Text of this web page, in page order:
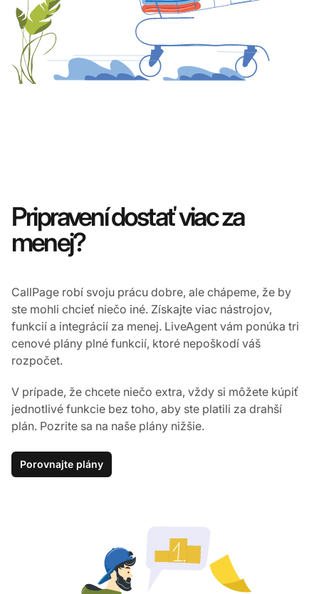
Pripravení dostať viac za
menej?
CallPage robí svoju prácu dobre, ale chápeme, že by
ste mohli chcieť niečo iné. Získajte viac nástrojov,
funkcií a integrácií za menej. LiveAgent vám ponúka tri
cenové plány plné funkcií, ktoré nepoškodí váš
rozpočet.
V prípade, že chcete niečo extra, vždy si môžete kúpiť
jednotlivé funkcie bez toho, aby ste platili za drahší
plán. Pozrite sa na naše plány nižšie.
Porovnajte plány